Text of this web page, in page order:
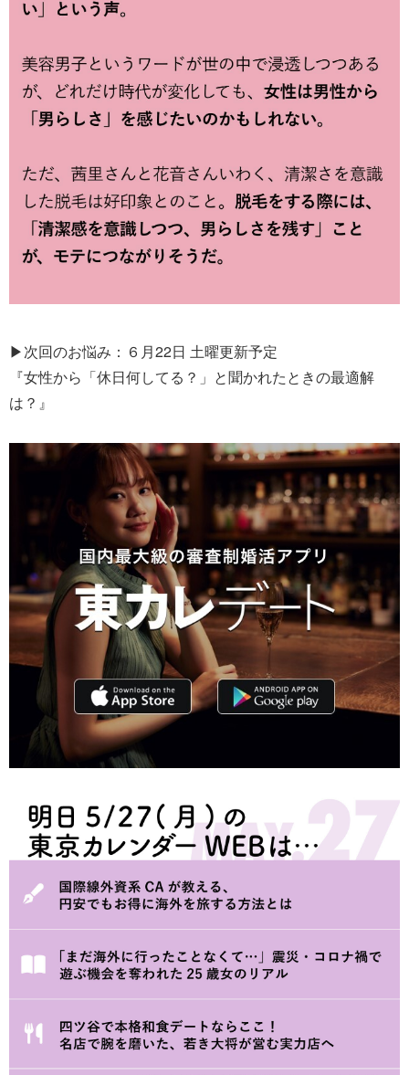
▶次回のお悩み：６月22日 土曜更新予定
『女性から「休日何してる？」と聞かれたときの最適解
は？』